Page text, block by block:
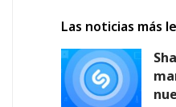
Las noticias más